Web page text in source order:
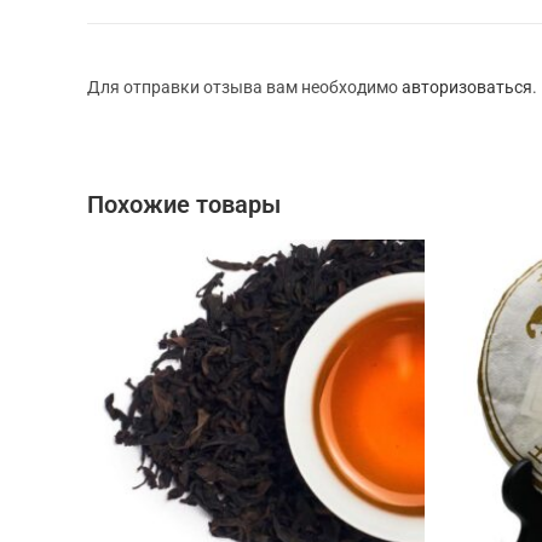
Для отправки отзыва вам необходимоавторизоваться.
Похожие товары